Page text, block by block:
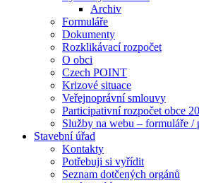
Archiv
Formuláře
Dokumenty
Rozklikávací rozpočet
O obci
Czech POINT
Krizové situace
Veřejnoprávní smlouvy
Participativní rozpočet obce
Služby na webu – formuláře /
Stavební úřad
Kontakty
Potřebuji si vyřídit
Seznam dotčených orgánů